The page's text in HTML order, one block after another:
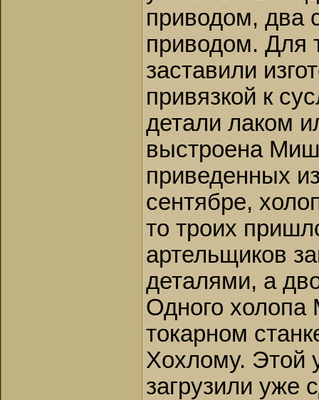
приводом, два
приводом. Для
заставили
привязкой к
детали лаком
выстроена
приведенных
сентябре,
то троих
артельщиков
деталями, а
Одного холопа
токарном
Хохлому. Этой
загрузили уже